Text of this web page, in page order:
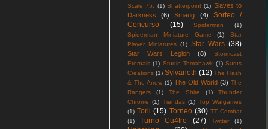
Scale 75.
(1) Shatterpoint (1) Slaves to
Darkness
(6) Smaug (4)
Sorteo /
Concurso
(15) Spiderman
(1)
Spiderman Miniature Game
(1)
Star
Player Miniatures (1) Star Wars (38)
Star Wars Legion (8)
Stormcast
Eternals (1) Studio Tomahawk (1) Surus
Creations (1) Sylvaneth (12) The Flash
& The Arrow (1) The Old World (3) The
Rangers
(1) The Shire (1)
Thunder
Chrome (1) Tiendas (1) Top Wargames
(1) Torii (15) Torneo (30) TT Combat
(1)
Turno Cu4tro (27) Twitter (1)